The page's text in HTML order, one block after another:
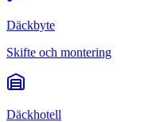
Däckbyte
Skifte och montering
Däckhotell